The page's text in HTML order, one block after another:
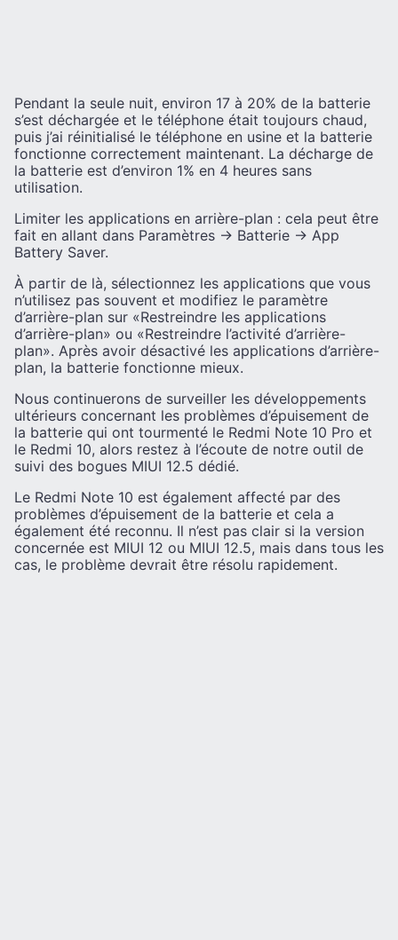
Pendant la seule nuit, environ 17 à 20% de la batterie
s’est déchargée et le téléphone était toujours chaud,
puis j’ai réinitialisé le téléphone en usine et la batterie
fonctionne correctement maintenant. La décharge de
la batterie est d’environ 1% en 4 heures sans
utilisation.
Limiter les applications en arrière-plan : cela peut être
fait en allant dans Paramètres -> Batterie -> App
Battery Saver.
À partir de là, sélectionnez les applications que vous
n’utilisez pas souvent et modifiez le paramètre
d’arrière-plan sur «Restreindre les applications
d’arrière-plan» ou «Restreindre l’activité d’arrière-
plan». Après avoir désactivé les applications d’arrière-
plan, la batterie fonctionne mieux.
Nous continuerons de surveiller les développements
ultérieurs concernant les problèmes d’épuisement de
la batterie qui ont tourmenté le Redmi Note 10 Pro et
le Redmi 10, alors restez à l’écoute de notre outil de
suivi des bogues MIUI 12.5 dédié.
Le Redmi Note 10 est également affecté par des
problèmes d’épuisement de la batterie et cela a
également été reconnu. Il n’est pas clair si la version
concernée est MIUI 12 ou MIUI 12.5, mais dans tous les
cas, le problème devrait être résolu rapidement.